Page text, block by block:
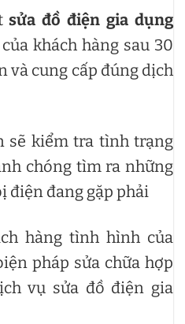
sửa đồ điện gia dụng
khách hàng sau 30
và cung cấp đúng dịch
sẽ kiểm tra tình trạng
chóng tìm ra những
điện đang gặp phải
hàng tình hình của
pháp sửa chữa hợp
vụ sửa đồ điện gia